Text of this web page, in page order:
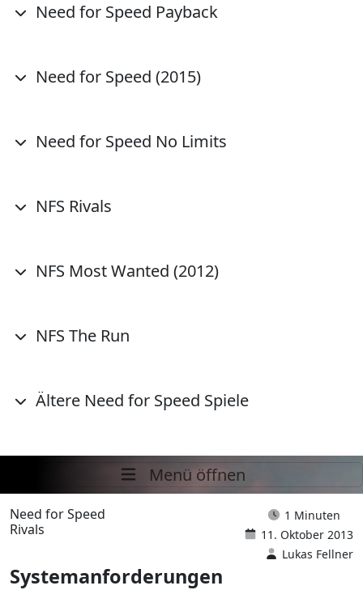
Need for Speed Payback
Need for Speed (2015)
Need for Speed No Limits
NFS Rivals
NFS Most Wanted (2012)
NFS The Run
Ältere Need for Speed Spiele
Menü öffnen
Need for Speed
Rivals
1 Minuten
11. Oktober 2013
Lukas Fellner
Systemanforderungen